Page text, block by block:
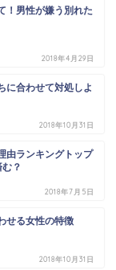
！男性が嫌う別れた
2018年4月29日
に合わせて対処しよ
2018年10月31日
由ランキングトップ
？
2018年7月5日
せる女性の特徴
2018年10月31日